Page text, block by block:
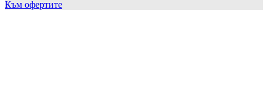
Към офертите